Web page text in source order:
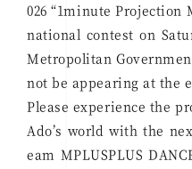
026 “1minute
national contest on
Metropolitan
not be appearing at the
Please experience the
Ado’s world with the
eam MPLUSPLUS